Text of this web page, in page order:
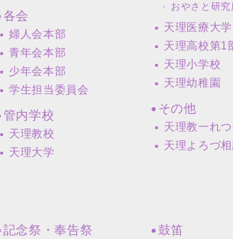
各会
婦人会本部
青年会本部
少年会本部
学生担当委員会
管内学校
天理教校
天理大学
おやさと研究
天理医療大学
天理高校第1
天理小学校
天理幼稚園
その他
天理教一れ
天理よろづ
記念祭・奉告祭
鼓笛